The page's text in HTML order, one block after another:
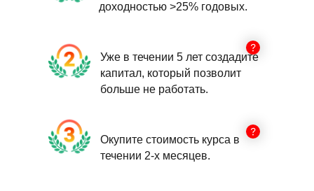
доходностью >25% годовых.
Уже в течении 5 лет создадите
капитал, который позволит
больше не работать.
Окупите стоимость курса в
течении 2-х месяцев.